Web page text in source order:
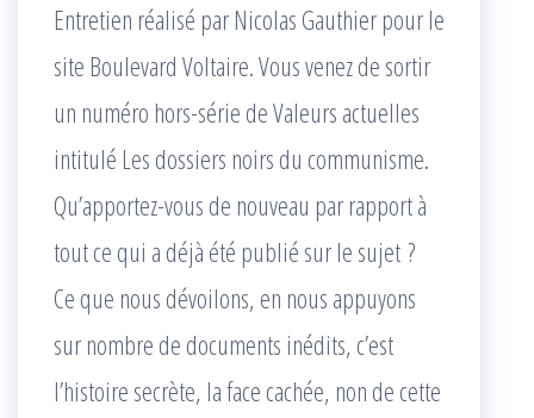
Entretien réalisé par Nicolas Gauthier pour le
site Boulevard Voltaire. Vous venez de sortir
un numéro hors-série de Valeurs actuelles
intitulé Les dossiers noirs du communisme.
Qu’apportez-vous de nouveau par rapport à
tout ce qui a déjà été publié sur le sujet ?
Ce que nous dévoilons, en nous appuyons
sur nombre de documents inédits, c’est
l’histoire secrète, la face cachée, non de cette